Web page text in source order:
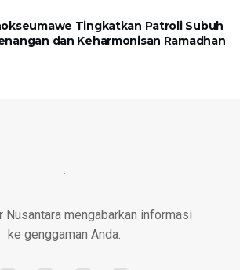
Tingkatkan Patroli Subuh
dan Keharmonisan Ramadhan
Nusantara mengabarkan informasi
ke genggaman Anda.